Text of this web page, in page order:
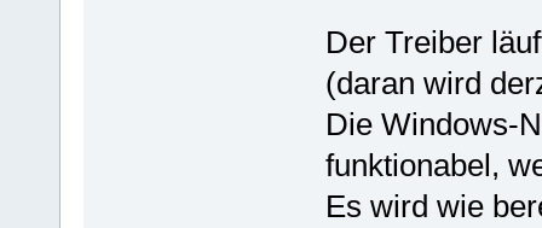
Der Treiber
(daran wird
Die Windows-
funktionabel,
Es wird wie